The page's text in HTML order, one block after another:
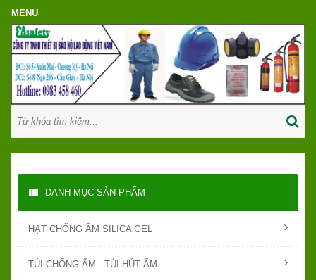
DANH MỤC SẢN PHẨM
HẠT CHỐNG ẨM SILICA GEL
TÚI CHỐNG ẨM - TÚI HÚT ẨM